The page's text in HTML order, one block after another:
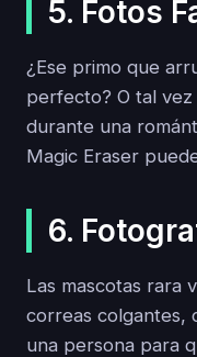
5. Fotos
¿Ese primo que
perfecto? O tal
durante una
Magic Eraser
6.
Las mascotas rara
correas colgantes,
una persona para